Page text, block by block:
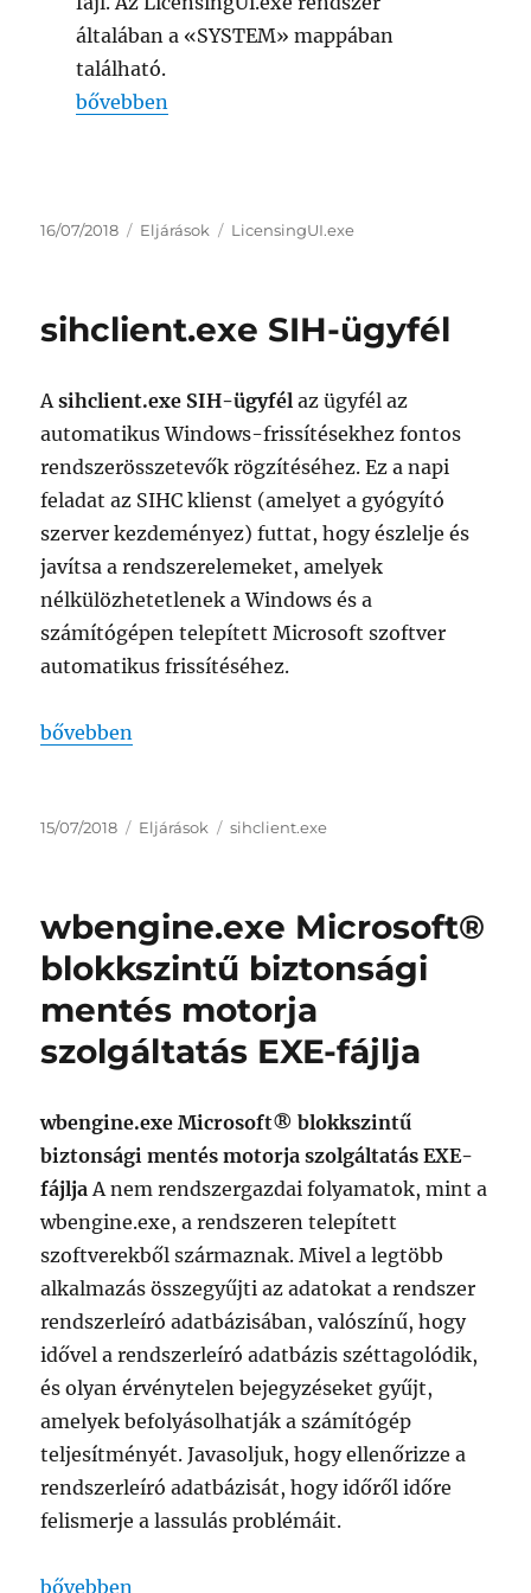
általában a «SYSTEM» mappában
található.
„LicensingUI.exe Licencelési kezelőfelület”
bővebben
Közzétéve
16/07/2018 Kategória
Eljárások Címke
LicensingUI.exe
sihclient.exe SIH-ügyfél
Asihclient.exe SIH-ügyfélaz ügyfél az
automatikus Windows-frissítésekhez fontos
rendszerösszetevők rögzítéséhez. Ez a napi
feladat az SIHC klienst (amelyet a gyógyító
szerver kezdeményez) futtat, hogy észlelje és
javítsa a rendszerelemeket, amelyek
nélkülözhetetlenek a Windows és a
számítógépen telepített Microsoft szoftver
automatikus frissítéséhez.
„sihclient.exe SIH-ügyfél”
bővebben
Közzétéve
15/07/2018 Kategória
Eljárások Címke
sihclient.exe
wbengine.exe Microsoft®
blokkszintű biztonsági
mentés motorja
szolgáltatás EXE-fájlja
wbengine.exe Microsoft® blokkszintű
biztonsági mentés motorja szolgáltatás EXE-
fájljaA nem rendszergazdai folyamatok, mint a
wbengine.exe, a rendszeren telepített
szoftverekből származnak. Mivel a legtöbb
alkalmazás összegyűjti az adatokat a rendszer
rendszerleíró adatbázisában, valószínű, hogy
idővel a rendszerleíró adatbázis széttagolódik,
és olyan érvénytelen bejegyzéseket gyűjt,
amelyek befolyásolhatják a számítógép
teljesítményét. Javasoljuk, hogy ellenőrizze a
rendszerleíró adatbázisát, hogy időről időre
felismerje a lassulás problémáit.
„wbengine.exe Microsoft® blokkszintű biztonsági
bővebben